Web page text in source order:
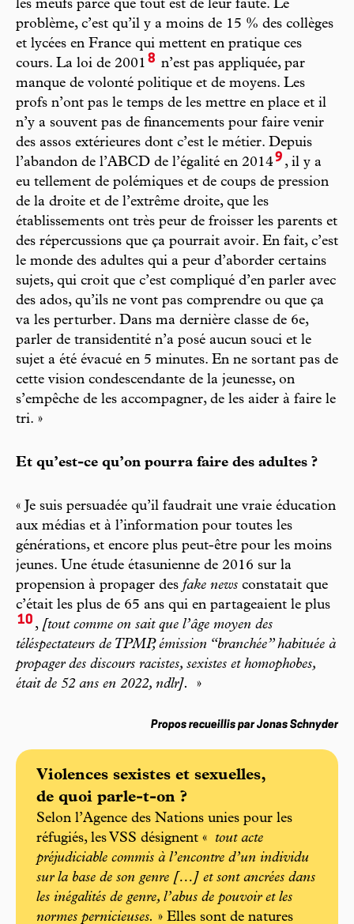
les meufs parce que tout est de leur faute. Le
problème, c’est qu’il y a moins de 15 % des collèges
et lycées en France qui mettent en pratique ces
cours. La loi de 2001 8 n’est pas appliquée, par
manque de volonté politique et de moyens. Les
profs n’ont pas le temps de les mettre en place et il
n’y a souvent pas de financements pour faire venir
des assos extérieures dont c’est le métier. Depuis
l’abandon de l’ABCD de l’égalité en 20149 , il y a
eu tellement de polémiques et de coups de pression
de la droite et de l’extrême droite, que les
établissements ont très peur de froisser les parents et
des répercussions que ça pourrait avoir. En fait, c’est
le monde des adultes qui a peur d’aborder certains
sujets, qui croit que c’est compliqué d’en parler avec
des ados, qu’ils ne vont pas comprendre ou que ça
va les perturber. Dans ma dernière classe de 6e,
parler de transidentité n’a posé aucun souci et le
sujet a été évacué en 5 minutes. En ne sortant pas de
cette vision condescendante de la jeunesse, on
s’empêche de les accompagner, de les aider à faire le
tri. »
Et qu’est-ce qu’on pourra faire des adultes ?
« Je suis persuadée qu’il faudrait une vraie éducation
aux médias et à l’information pour toutes les
générations, et encore plus peut-être pour les moins
jeunes. Une étude étasunienne de 2016 sur la
propension à propager des fake news constatait que
c’était les plus de 65 ans qui en partageaient le plus
10 , [tout comme on sait que l’âge moyen des
téléspectateurs de TPMP, émission “branchée” habituée à
propager des discours racistes, sexistes et homophobes,
était de 52 ans en 2022, ndlr].
»
Propos recueillis par Jonas Schnyder
Violences sexistes et sexuelles,
de quoi parle-t-on ?
Selon l’Agence des Nations unies pour les
réfugiés, les VSS désignent «
tout acte
préjudiciable commis à l’encontre d’un individu
sur la base de son genre […] et sont ancrées dans
les inégalités de genre, l’abus de pouvoir et les
normes pernicieuses. » Elles sont de natures